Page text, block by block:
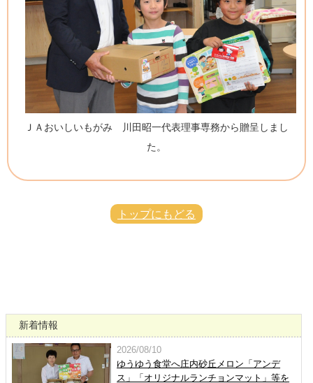
ＪＡおいしいもがみ 川田昭一代表理事専務から贈呈しまし
た。
トップにもどる
新着情報
2026/08/10
ゆうゆう食堂へ庄内砂丘メロン「アンデ
ス」「オリジナルランチョンマット」等を